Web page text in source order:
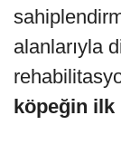
alanlarıyla
köpeğin ilk